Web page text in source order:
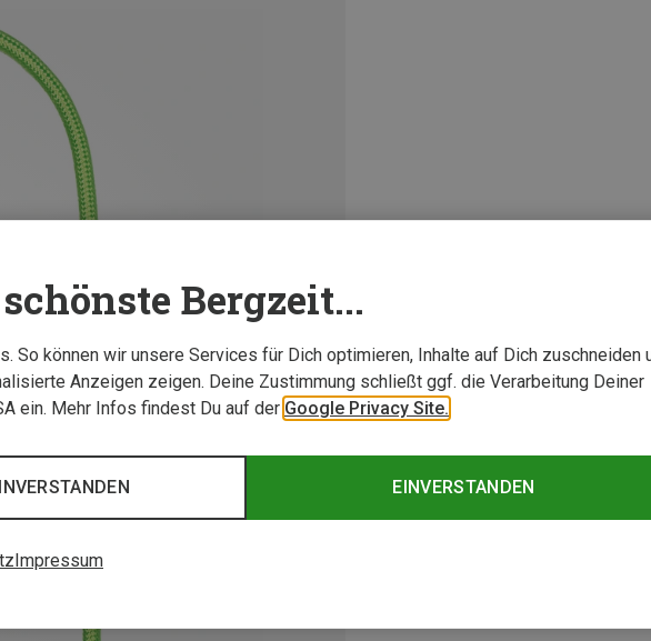
Bergzeit...
So können wir unsere Services für Dich optimieren, Inhalte auf Dich zuschneiden
Anzeigen zeigen. Deine Zustimmung schließt ggf. die Verarbeitung Deiner
ein. Mehr Infos findest Du auf der Google Privacy Site.
EINVERSTANDEN
Impressum